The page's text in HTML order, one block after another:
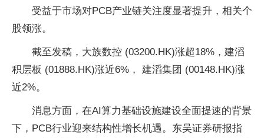
受益于市场对PCB产业链关注度显著提升，相关个
股领涨。
截至发稿，大族数控 (03200.HK)涨超18%，建滔
积层板 (01888.HK)涨近6%， 建滔集团 (00148.HK)涨
近2%。
消息方面，在AI算力基础设施建设全面提速的背景
下，PCB行业迎来结构性增长机遇。东吴证券研报指